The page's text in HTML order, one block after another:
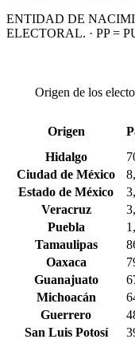
ENTIDAD DE
ELECTORAL. · PP =
Origen de los
Origen
Hidalgo
Ciudad de México
Estado de México
Veracruz
Puebla
Tamaulipas
Oaxaca
Guanajuato
Michoacán
Guerrero
San Luis Potosí